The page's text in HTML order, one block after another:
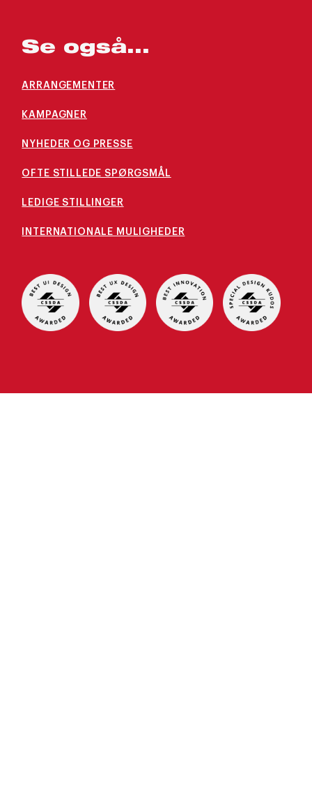
Se også...
ARRANGEMENTER
KAMPAGNER
NYHEDER OG PRESSE
OFTE STILLEDE SPØRGSMÅL
LEDIGE STILLINGER
INTERNATIONALE MULIGHEDER